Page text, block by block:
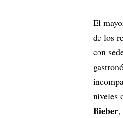
El
de los
con
niveles
Bieber,